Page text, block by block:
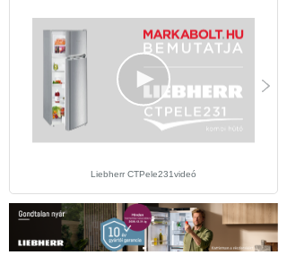
Liebherr CTPele231videó